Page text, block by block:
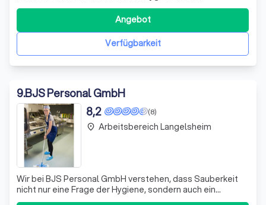
Räumlichkeiten ein. Unser Team aus qualifizierten
Fachkräften garantiert Ihnen eine professionelle
Durchführung aller Reinigungsarbeiten, unterstützt durch
modernste Technologien und umweltschonende R
Verfügbarkeit
Angebot
9.BJS Personal GmbH
(8)
8,2
Wir bei BJS Personal GmbH verstehen, dass Sauberkeit
nicht nur eine Frage der Hygiene, sondern auch ein
Spiegelbild Ihres Unternehmens ist. Unser
place Arbeitsbereich Langelsheim